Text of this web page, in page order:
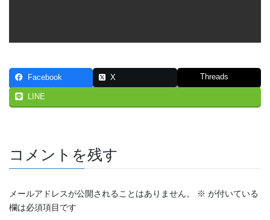
Facebook X Threads
LINE
コメントを残す
メールアドレスが公開されることはありません。 ※ が付いている
欄は必須項目です